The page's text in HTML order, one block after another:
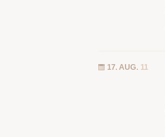
17. AUG. 11